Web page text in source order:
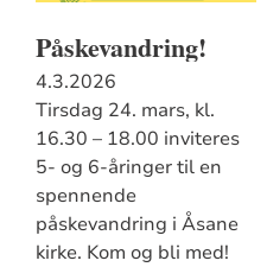
Påskevandring!
4.3.2026
Tirsdag 24. mars, kl.
16.30 – 18.00 inviteres
5- og 6-åringer til en
spennende
påskevandring i Åsane
kirke. Kom og bli med!